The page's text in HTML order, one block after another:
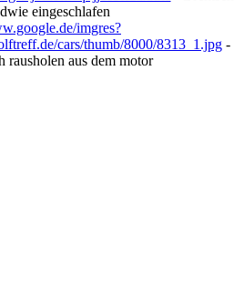
eingeschlafen
imgres?
cars/thumb/8000/8313_1.jpg-
rausholen aus dem motor